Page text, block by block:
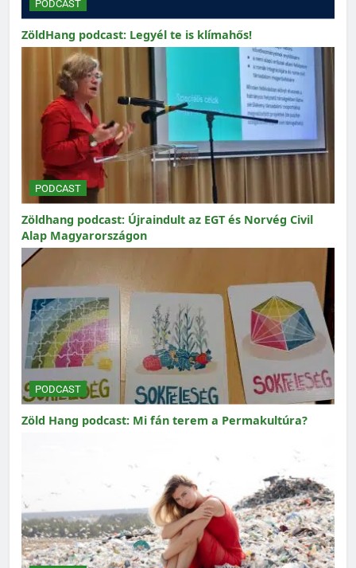
PODCAST
ZöldHang podcast: Legyél te is klímahős!
PODCAST
Zöldhang podcast: Újraindult az EGT és Norvég Civil
Alap Magyarországon
PODCAST
Zöld Hang podcast: Mi fán terem a Permakultúra?